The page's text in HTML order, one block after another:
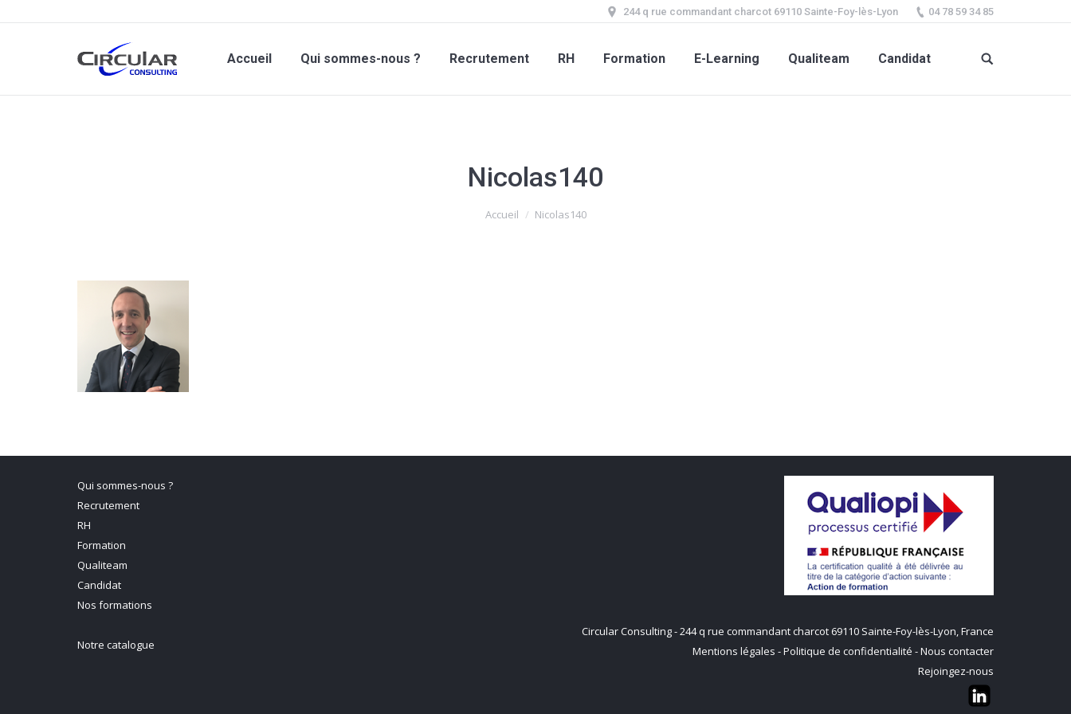
244 q rue commandant charcot 69110 Sainte-Foy-lès-Lyon 04 78 59 34 85
Accueil Qui sommes-nous ? Recrutement RH Formation E-Learning Qualiteam Candidat
Nicolas140
Accueil Nicolas140
Qui sommes-nous ?
Recrutement
RH
Formation
Qualiteam
Candidat
Nos formations
Notre catalogue
Circular Consulting - 244 q rue commandant charcot 69110 Sainte-Foy-lès-Lyon, France
Mentions légales -Politique de confidentialité -Nous contacter
Rejoingez-nous